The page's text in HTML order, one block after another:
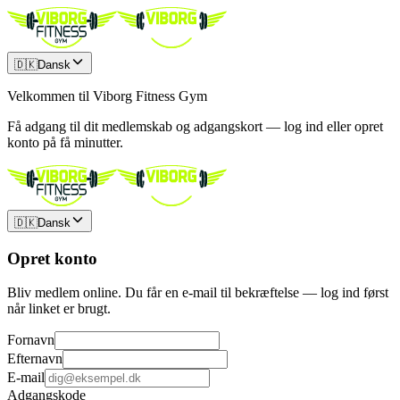
🇩🇰Dansk
Velkommen til Viborg Fitness Gym
Få adgang til dit medlemskab og adgangskort — log ind eller opret
konto på få minutter.
🇩🇰Dansk
Opret konto
Bliv medlem online. Du får en e-mail til bekræftelse — log ind først
når linket er brugt.
Fornavn
Efternavn
E-mail
Adgangskode